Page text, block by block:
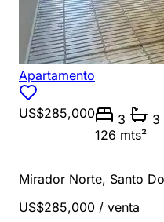
Apartamento
US$285,000 3
3
126 mts²
Mirador Norte, Santo
US$285,000 / venta